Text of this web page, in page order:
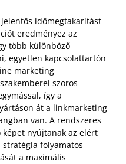
időmegtakarítást
eredményez az
több különböző
egyetlen kapcsolattartón
marketing
szoros
így a
át a linkmarketing
van. A rendszeres
nyújtanak az elért
folyamatos
a maximális